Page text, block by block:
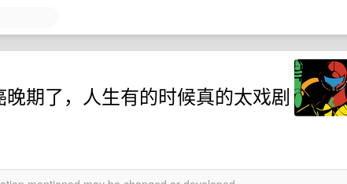
期了，人生有的时候真的太戏剧